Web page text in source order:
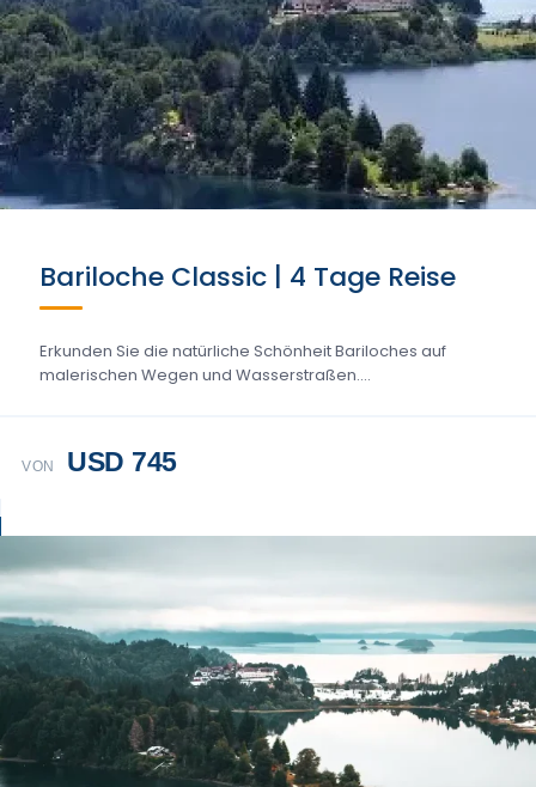
Bariloche Classic | 4 Tage Reise
Erkunden Sie die natürliche Schönheit Bariloches auf
malerischen Wegen und Wasserstraßen....
VON USD 745